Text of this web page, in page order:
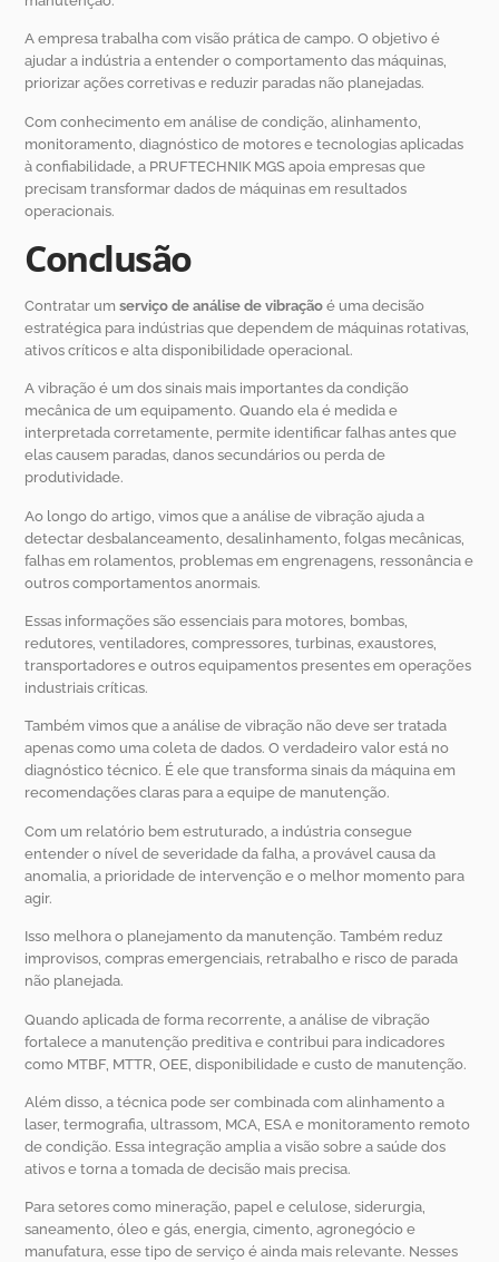
A empresa trabalha com visão prática de campo. O objetivo é
ajudar a indústria a entender o comportamento das máquinas,
priorizar ações corretivas e reduzir paradas não planejadas.
Com conhecimento em análise de condição, alinhamento,
monitoramento, diagnóstico de motores e tecnologias aplicadas
à confiabilidade, a PRUFTECHNIK MGS apoia empresas que
precisam transformar dados de máquinas em resultados
operacionais.
Conclusão
Contratar umserviço de análise de vibração é uma decisão
estratégica para indústrias que dependem de máquinas rotativas,
ativos críticos e alta disponibilidade operacional.
A vibração é um dos sinais mais importantes da condição
mecânica de um equipamento. Quando ela é medida e
interpretada corretamente, permite identificar falhas antes que
elas causem paradas, danos secundários ou perda de
produtividade.
Ao longo do artigo, vimos que a análise de vibração ajuda a
detectar desbalanceamento, desalinhamento, folgas mecânicas,
falhas em rolamentos, problemas em engrenagens, ressonância e
outros comportamentos anormais.
Essas informações são essenciais para motores, bombas,
redutores, ventiladores, compressores, turbinas, exaustores,
transportadores e outros equipamentos presentes em operações
industriais críticas.
Também vimos que a análise de vibração não deve ser tratada
apenas como uma coleta de dados. O verdadeiro valor está no
diagnóstico técnico. É ele que transforma sinais da máquina em
recomendações claras para a equipe de manutenção.
Com um relatório bem estruturado, a indústria consegue
entender o nível de severidade da falha, a provável causa da
anomalia, a prioridade de intervenção e o melhor momento para
agir.
Isso melhora o planejamento da manutenção. Também reduz
improvisos, compras emergenciais, retrabalho e risco de parada
não planejada.
Quando aplicada de forma recorrente, a análise de vibração
fortalece a manutenção preditiva e contribui para indicadores
como MTBF, MTTR, OEE, disponibilidade e custo de manutenção.
Além disso, a técnica pode ser combinada com alinhamento a
laser, termografia, ultrassom, MCA, ESA e monitoramento remoto
de condição. Essa integração amplia a visão sobre a saúde dos
ativos e torna a tomada de decisão mais precisa.
Para setores como mineração, papel e celulose, siderurgia,
saneamento, óleo e gás, energia, cimento, agronegócio e
manufatura, esse tipo de serviço é ainda mais relevante. Nesses